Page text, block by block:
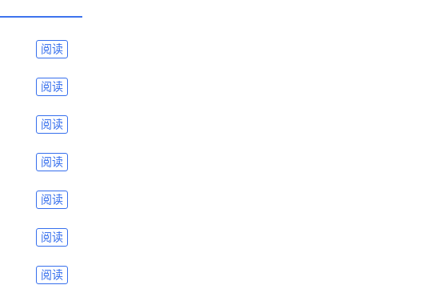
阅读
阅读
阅读
阅读
阅读
阅读
阅读